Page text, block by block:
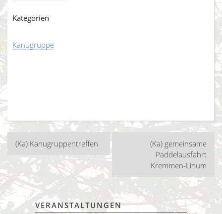
Kategorien
Kanugruppe
Beitragsnavigation
(Ka) Kanugruppentreffen
(Ka) gemeinsame
Paddelausfahrt
Kremmen-Linum
VERANSTALTUNGEN